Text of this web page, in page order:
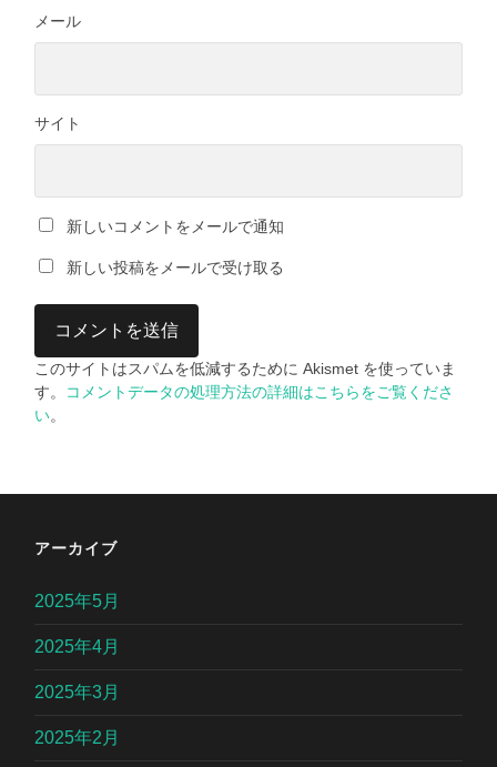
メール
サイト
新しいコメントをメールで通知
新しい投稿をメールで受け取る
このサイトはスパムを低減するために Akismet を使っていま
す。
コメントデータの処理方法の詳細はこちらをご覧くださ
い。
アーカイブ
2025年5月
2025年4月
2025年3月
2025年2月